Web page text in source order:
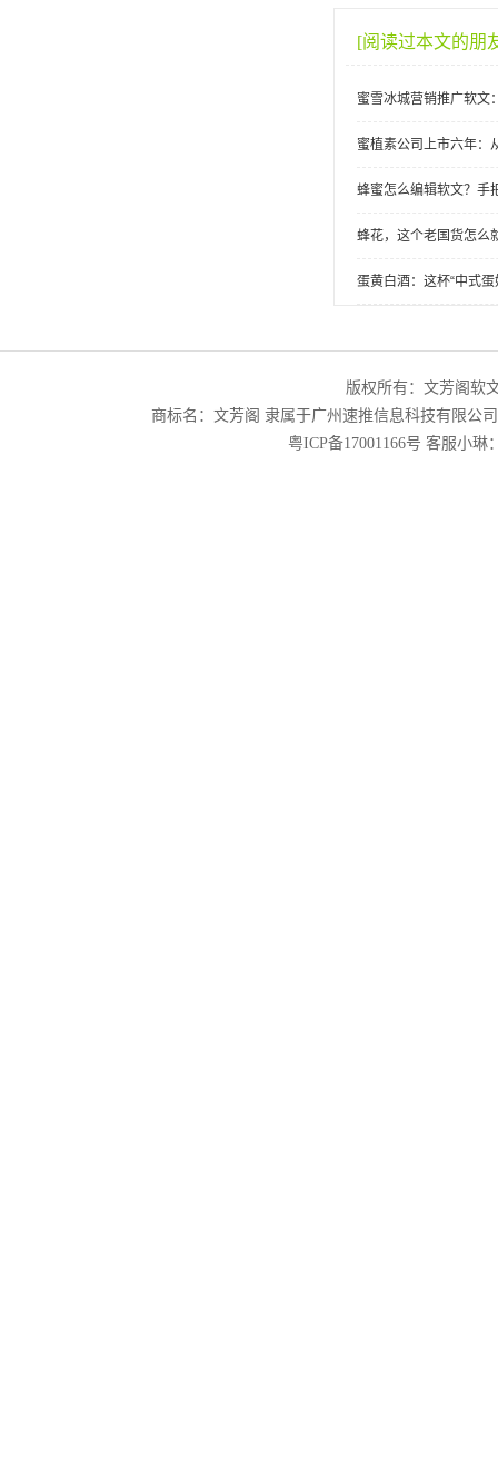
[阅读过本文的朋
蜜雪冰城营销推广软文
蜜植素公司上市六年：
蜂蜜怎么编辑软文？手
蜂花，这个老国货怎么
蛋黄白酒：这杯“中式
版权所有：文芳阁软
商标名：文芳阁 隶属于广州速推信息科技有限公
粤ICP备17001166号 客服小琳